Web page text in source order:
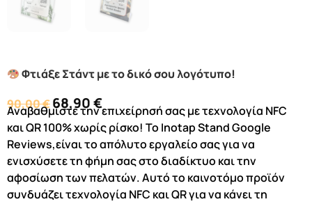
Φτιάξε Στάντ με το δικό σου λογότυπο!
90,00€68,90€
Αναβαθμίστε την επιχείρησή σας με τεχνολογία NFC
και QR 100% χωρίς ρίσκο! Το Inotap Stand Google
Reviews,είναι το απόλυτο εργαλείο σας για να
ενισχύσετε τη φήμη σας στο διαδίκτυο και την
αφοσίωση των πελατών. Αυτό το καινοτόμο προϊόν
συνδυάζει τεχνολογία NFC και QR για να κάνει τη